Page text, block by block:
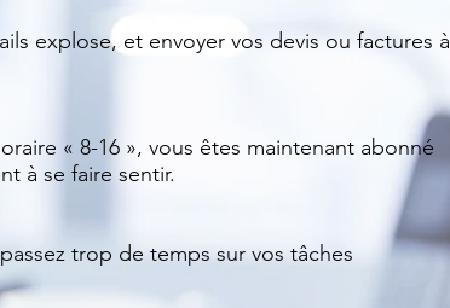
explose, et envoyer vos devis ou factures à
« 8-16 », vous êtes maintenant abonné
à se faire sentir.
trop de temps sur vos tâches